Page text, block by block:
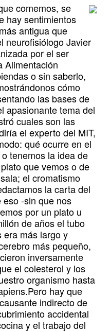
comemos, se
hay sentimientos
antigua que
neurofisiólogo Javier
por el ser
Alimentación
o sin saberlo,
cómo
las bases de
apasionante tema del
cuales son las
el experto del MIT,
qué ocurre en el
tenemos la idea de
que vemos o de
el cromatismo
la carta del
-sin que nos
por un plato u
de años el tubo
era más largo y
más pequeño,
inversamente
el colesterol y los
organismo hasta
hay que
indirecto de
accidental
y el trabajo del